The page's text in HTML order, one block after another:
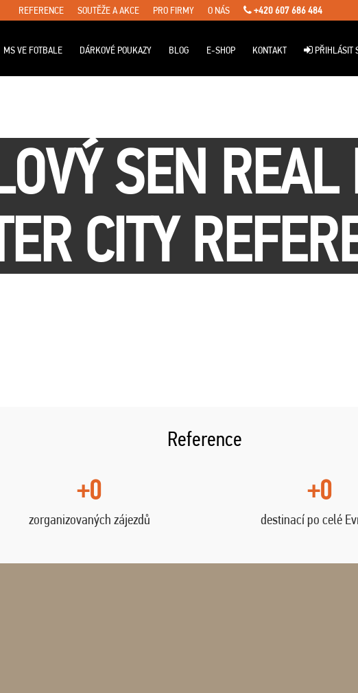
REFERENCE SOUTĚŽE A AKCE PRO FIRMY O NÁS +420 607 686 484
MS VE FOTBALE DÁRKOVÉ POUKAZY BLOG E-SHOP KONTAKT PŘIHLÁSIT
SEN
CITY
Reference
+0
zorganizovaných zájezdů
+0
destinací po celé